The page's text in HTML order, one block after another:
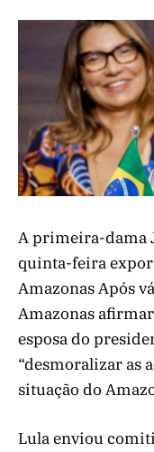
A primeira-dama
quinta-feira expor
Amazonas Após
Amazonas
esposa do
“desmoralizar as
situação do
Lula enviou